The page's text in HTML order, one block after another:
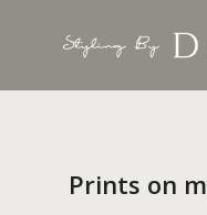
Prints on